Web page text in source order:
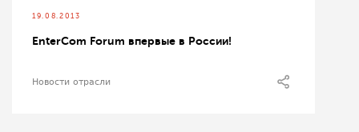
19.08.2013
EnterCom Forum впервые в России!
Новости отрасли